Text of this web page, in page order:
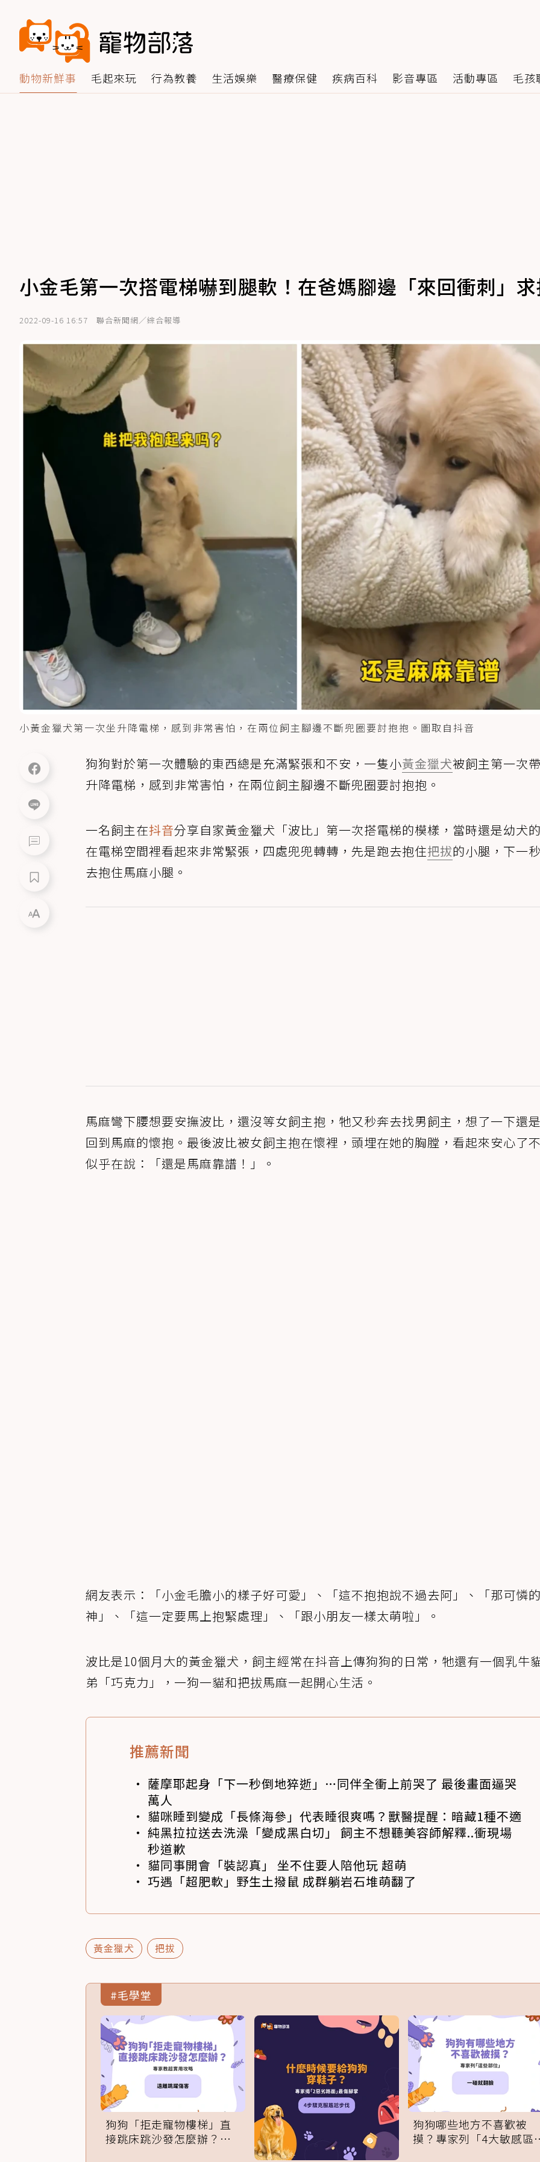
動物新鮮事 毛起來玩 行為教養 生活娛樂 醫療保健 疾病百科 影音專區 活動專區 毛孩
小金毛第一次搭電梯嚇到腿軟！在爸媽腳邊「來回衝刺」
2022-09-16 16:57 聯合新聞網／綜合報導
小黃金獵犬第一次坐升降電梯，感到非常害怕，在兩位飼主腳邊不斷兜圈要討抱抱。圖取自抖音
狗狗對於第一次體驗的東西總是充滿緊張和不安，一隻小黃金獵犬被飼主第一次
升降電梯，感到非常害怕，在兩位飼主腳邊不斷兜圈要討抱抱。
一名飼主在抖音分享自家黃金獵犬「波比」第一次搭電梯的模樣，當時還是幼犬
在電梯空間裡看起來非常緊張，四處兜兜轉轉，先是跑去抱住把拔的小腿，下一
去抱住馬麻小腿。
馬麻彎下腰想要安撫波比，還沒等女飼主抱，牠又秒奔去找男飼主，想了一下還
回到馬麻的懷抱。最後波比被女飼主抱在懷裡，頭埋在她的胸膛，看起來安心了
似乎在說：「還是馬麻靠譜！」。
網友表示：「小金毛膽小的樣子好可愛」、「這不抱抱說不過去阿」、「那可憐
神」、「這一定要馬上抱緊處理」、「跟小朋友一樣太萌啦」。
波比是10個月大的黃金獵犬，飼主經常在抖音上傳狗狗的日常，牠還有一個乳牛
弟「巧克力」，一狗一貓和把拔馬麻一起開心生活。
推薦新聞
薩摩耶起身「下一秒倒地猝逝」…同伴全衝上前哭了 最後畫面逼哭
萬人
貓咪睡到變成「長條海參」代表睡很爽嗎？獸醫提醒：暗藏1種不適
純黑拉拉送去洗澡「變成黑白切」 飼主不想聽美容師解釋..衝現場
秒道歉
貓同事開會「裝認真」 坐不住要人陪他玩 超萌
巧遇「超肥軟」野生土撥鼠 成群躺岩石堆萌翻了
黃金獵犬 把拔
#毛學堂
狗狗「拒走寵物樓梯」直
接跳床跳沙發怎麼辦？專
狗狗哪些地方不喜歡被
摸？專家列「4大敏感區